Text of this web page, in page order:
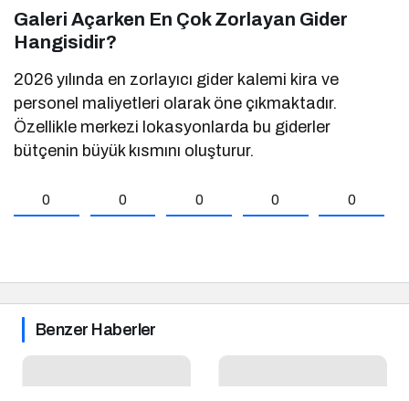
Galeri Açarken En Çok Zorlayan Gider
Hangisidir?
2026 yılında en zorlayıcı gider kalemi kira ve
personel maliyetleri olarak öne çıkmaktadır.
Özellikle merkezi lokasyonlarda bu giderler
bütçenin büyük kısmını oluşturur.
0 0 0 0 0
Benzer Haberler